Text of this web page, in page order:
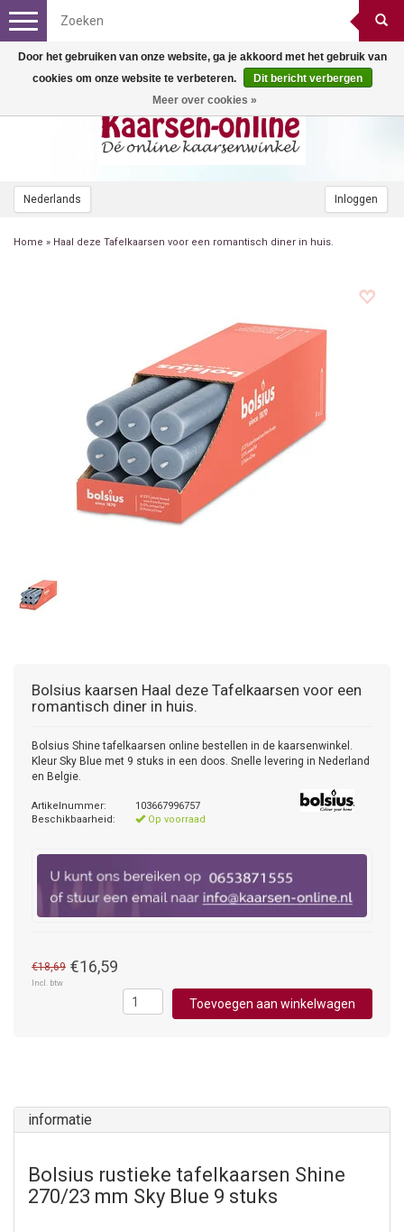
Nederlands Inloggen
Toggle
navigation
Home » Haal deze Tafelkaarsen voor een romantisch diner in huis.
Bolsius kaarsen Haal deze Tafelkaarsen voor een
romantisch diner in huis.
Bolsius Shine tafelkaarsen online bestellen in de kaarsenwinkel.
Kleur Sky Blue met 9 stuks in een doos. Snelle levering in Nederland
en Belgie.
Artikelnummer:
103667996757
Beschikbaarheid:
Op voorraad
€18,69 €16,59
Incl. btw
Toevoegen aan winkelwagen
informatie
Bolsius rustieke tafelkaarsen Shine
270/23 mm Sky Blue 9 stuks
Door het gebruiken van onze website, ga je akkoord met het gebruik van
cookies om onze website te verbeteren.
Dit bericht verbergen
Meer over cookies »